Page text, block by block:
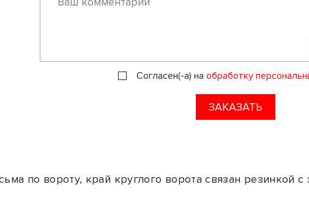
Согласен(-а) на обработку
ЗАКАЗАТЬ
по вороту, край круглого ворота связан резинкой с